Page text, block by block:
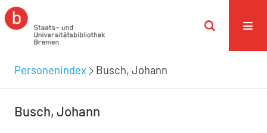
Personenindex Busch, Johann
Busch, Johann